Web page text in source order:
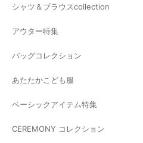
シャツ＆ブラウスcollection
アウター特集
バッグコレクション
あたたかこども服
ベーシックアイテム特集
CEREMONY コレクション